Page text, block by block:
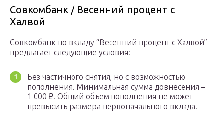
Совкомбанк / Весенний процент с
Халвой
Совкомбанк по вкладу “Весенний процент с Халвой”
предлагает следующие условия:
Без частичного снятия, но с возможностью
пополнения. Минимальная сумма довнесения –
1 000 ₽. Общий объем пополнения не может
превысить размера первоначального вклада.